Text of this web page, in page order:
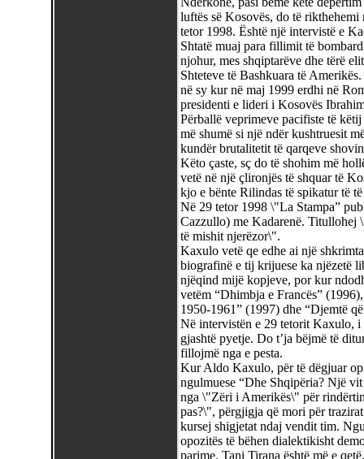
luftës së Kosovës, do të
tetor 1998. Është një intervistë e
Shtatë muaj para fillimit të
njohur, mes shqiptarëve dhe tërë
Shteteve të Bashkuara të
në sy kur në maj 1999 erdhi në
presidenti e lideri i Kosovës
Përballë veprimeve pacifiste të
më shumë si një ndër kushtruesit
kundër brutalitetit të qarqeve
Këto çaste, sç do të shohim më
vetë në një çlironjës të shquar të
kjo e bënte Rilindas të spikatur të
Në 29 tetor 1998 \"La Stampa”
Cazzullo) me Kadarenë. Titullohej
të mishit njerëzor\".
Kaxulo vetë qe edhe ai një
biografinë e tij krijuese ka njëzetë
njëqind mijë kopjeve, por kur
vetëm “Dhimbja e Francës”
1950-1961” (1997) dhe “Djemtë
Në intervistën e 29 tetorit Kaxulo, i
gjashtë pyetje. Do t’ja bëjmë të
fillojmë nga e pesta.
Kur Aldo Kaxulo, për të dëgjuar
ngulmuese “Dhe Shqipëria? Një
nga \"Zëri i Amerikës\" për
pas?\", përgjigja që mori për
kursej shigjetat ndaj vendit tim.
opozitës të bëhen dialektikisht
parime. Tani Tirana është më e